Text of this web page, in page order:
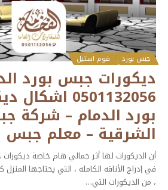
جبس بورد فوم استيل
ديكورات جبس بورد
0501132056
بورد الدمام – شركة
الشرقية – معلم جبس
أن الديكورات لها أثر جمالي هام خاصة
في إدراج الأناقه الكامله ، التي يحتاجها
، من الديكورات التي…